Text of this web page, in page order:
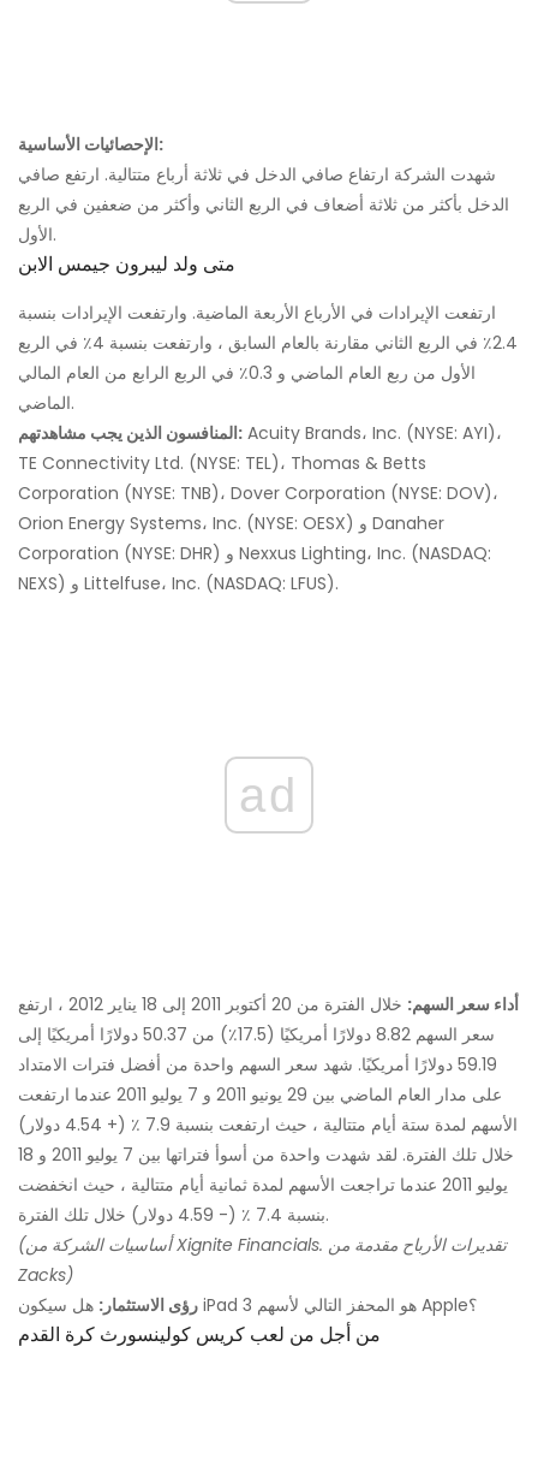
الإحصائيات الأساسية:
شهدت الشركة ارتفاع صافي الدخل في ثلاثة أرباع متتالية. ارتفع صافي
الدخل بأكثر من ثلاثة أضعاف في الربع الثاني وأكثر من ضعفين في الربع
الأول.
متى ولد ليبرون جيمس الابن
ارتفعت الإيرادات في الأرباع الأربعة الماضية. وارتفعت الإيرادات بنسبة
2.4٪ في الربع الثاني مقارنة بالعام السابق ، وارتفعت بنسبة 4٪ في الربع
الأول من ربع العام الماضي و 0.3٪ في الربع الرابع من العام المالي
الماضي.
المنافسون الذين يجب مشاهدتهم: Acuity Brands، Inc. (NYSE: AYI)،
TE Connectivity Ltd. (NYSE: TEL)، Thomas & Betts
Corporation (NYSE: TNB)، Dover Corporation (NYSE: DOV)،
Orion Energy Systems، Inc. (NYSE: OESX) و Danaher
Corporation (NYSE: DHR) و Nexxus Lighting، Inc. (NASDAQ:
NEXS) و Littelfuse، Inc. (NASDAQ: LFUS).
ad
أداء سعر السهم:
خلال الفترة من 20 أكتوبر 2011 إلى 18 يناير 2012 ، ارتفع
سعر السهم 8.82 دولارًا أمريكيًا (17.5٪) من 50.37 دولارًا أمريكيًا إلى
59.19 دولارًا أمريكيًا. شهد سعر السهم واحدة من أفضل فترات الامتداد
على مدار العام الماضي بين 29 يونيو 2011 و 7 يوليو 2011 عندما ارتفعت
الأسهم لمدة ستة أيام متتالية ، حيث ارتفعت بنسبة 7.9 ٪ (+ 4.54 دولار)
خلال تلك الفترة. لقد شهدت واحدة من أسوأ فتراتها بين 7 يوليو 2011 و 18
يوليو 2011 عندما تراجعت الأسهم لمدة ثمانية أيام متتالية ، حيث انخفضت
بنسبة 7.4 ٪ (- 4.59 دولار) خلال تلك الفترة.
(أساسيات الشركة من Xignite Financials. تقديرات الأرباح مقدمة من
Zacks)
رؤى الاستثمار:
هل سيكون iPad 3 هو المحفز التالي لأسهم Apple؟
من أجل من لعب كريس كولينسورث كرة القدم